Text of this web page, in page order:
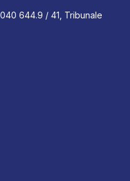
644.9 / 41, Tribunale